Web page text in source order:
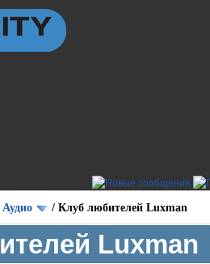
/ Клуб любителей Luxman
Luxman